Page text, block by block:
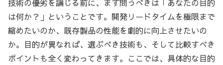
技術の優劣を論じる前に、まず問うべきは「あなたの目的
は何か？」ということです。開発リードタイムを極限まで
縮めたいのか、既存製品の性能を劇的に向上させたいの
か。目的が異なれば、選ぶべき技術も、そして比較すべき
ポイントも全く変わってきます。ここでは、具体的な目的